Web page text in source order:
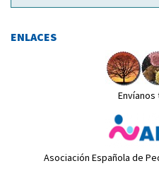
ENLACES
Envíanos
Asociación Española de